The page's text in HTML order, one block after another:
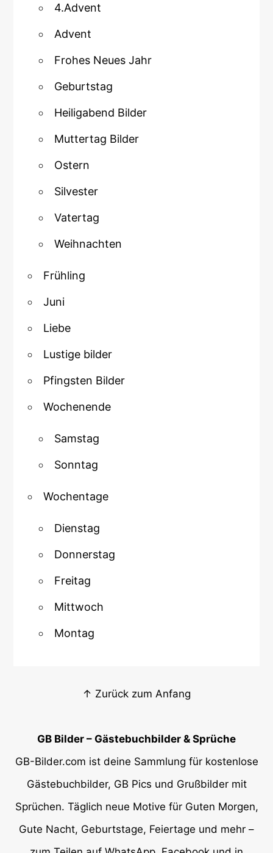
4.Advent
Advent
Frohes Neues Jahr
Geburtstag
Heiligabend Bilder
Muttertag Bilder
Ostern
Silvester
Vatertag
Weihnachten
Frühling
Juni
Liebe
Lustige bilder
Pfingsten Bilder
Wochenende
Samstag
Sonntag
Wochentage
Dienstag
Donnerstag
Freitag
Mittwoch
Montag
↑ Zurück zum Anfang
GB Bilder – Gästebuchbilder & Sprüche
GB-Bilder.com ist deine Sammlung für kostenlose
Gästebuchbilder, GB Pics und Grußbilder mit
Sprüchen. Täglich neue Motive für Guten Morgen,
Gute Nacht, Geburtstage, Feiertage und mehr –